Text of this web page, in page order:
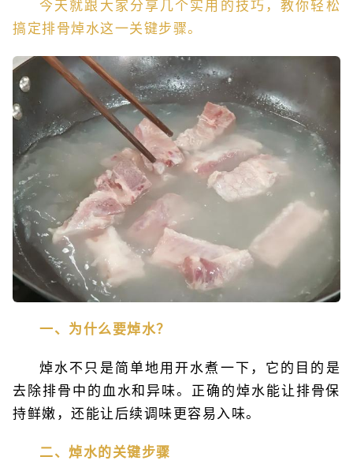
今天就跟大家分享几个实用的技巧，教你轻松
搞定排骨焯水这一关键步骤。
一、为什么要焯水？
焯水不只是简单地用开水煮一下，它的目的是
去除排骨中的血水和异味。正确的焯水能让排骨保
持鲜嫩，还能让后续调味更容易入味。
二、焯水的关键步骤